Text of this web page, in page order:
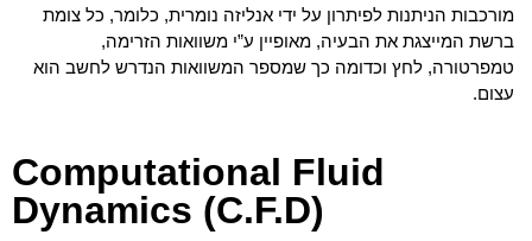
מורכבות הניתנות לפיתרון על ידי אנליזה נומרית, כלומר, כל צומת
ברשת המייצגת את הבעיה, מאופיין ע”י משוואות הזרימה,
טמפרטורה, לחץ וכדומה כך שמספר המשוואות הנדרש לחשב הוא
עצום.
Computational Fluid
Dynamics (C.F.D)